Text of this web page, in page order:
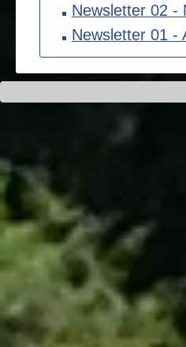
Newsletter 02 -
Newsletter 01 -